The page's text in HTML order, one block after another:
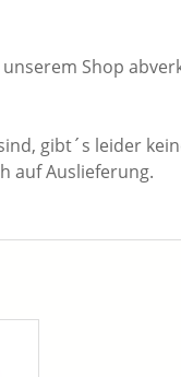
Shop
gibt´s leider
auf Auslieferung.